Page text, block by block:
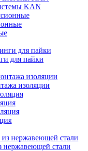
KAN
для пайки
изоляции
стали